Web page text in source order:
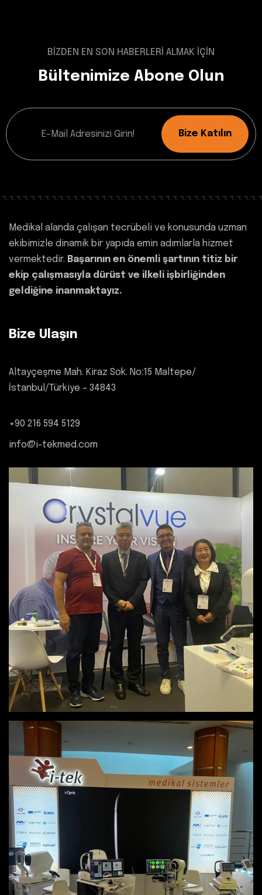
BİZDEN EN SON HABERLERİ ALMAK İÇİN
Bültenimize Abone Olun
Bize Katılın
Medikal alanda çalışan tecrübeli ve konusunda uzman
ekibimizle dinamik bir yapıda emin adımlarla hizmet
vermektedir. Başarının en önemli şartının titiz bir
ekip çalışmasıyla dürüst ve ilkeli işbirliğinden
geldiğine inanmaktayız.
Bize Ulaşın
Altayçeşme Mah. Kiraz Sok. No:15 Maltepe/
İstanbul/Türkiye – 34843
+90 216 594 5129
info@i-tekmed.com